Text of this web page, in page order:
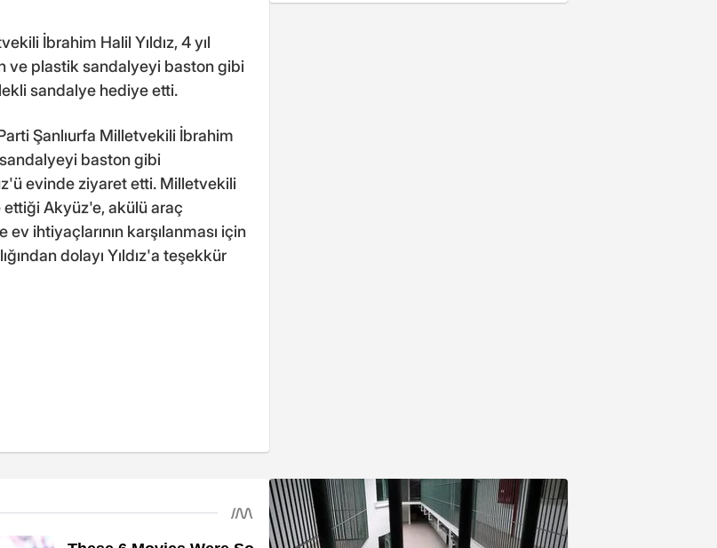
İbrahim Halil Yıldız, 4 yıl
ve plastik sandalyeyi baston gibi
sandalye hediye etti.
Şanlıurfa Milletvekili İbrahim
sandalyeyi baston gibi
evinde ziyaret etti. Milletvekili
ettiği Akyüz'e, akülü araç
ev ihtiyaçlarının karşılanması için
dolayı Yıldız'a teşekkür